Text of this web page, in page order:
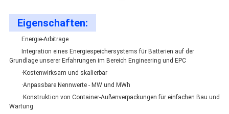
Eigenschaften:
Energie-Arbitrage
Integration eines Energiespeichersystems für Batterien auf der
Grundlage unserer Erfahrungen im Bereich Engineering und EPC
·Kostenwirksam und skalierbar
·Anpassbare Nennwerte - MW und MWh
·Konstruktion von Container-Außenverpackungen für einfachen Bau und
Wartung